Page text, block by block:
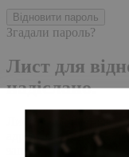
Відновити пароль
Згадали пароль?
Лист для
надіслано.
Лист із посиланням
адресу електронної
запису, доставка